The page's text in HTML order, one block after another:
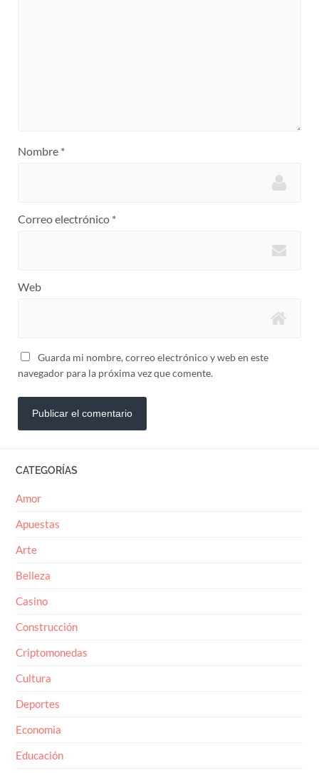
Nombre *
Correo electrónico *
Web
Guarda mi nombre, correo electrónico y web en este
navegador para la próxima vez que comente.
CATEGORÍAS
Amor
Apuestas
Arte
Belleza
Casino
Construcción
Criptomonedas
Cultura
Deportes
Economia
Educación